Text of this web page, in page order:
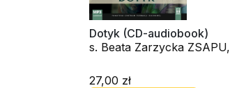
Dotyk (CD-audiobook)
s. Beata Zarzycka ZSAPU,
27,00 zł